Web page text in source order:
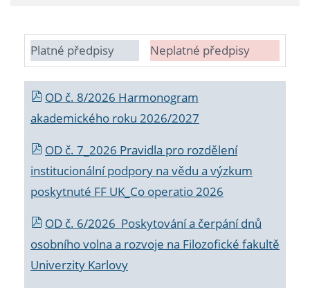
Platné předpisy Neplatné předpisy
OD č. 8/2026 Harmonogram
akademického roku 2026/2027
OD č. 7_2026 Pravidla pro rozdělení
institucionální podpory na vědu a výzkum
poskytnuté FF UK_Co operatio 2026
OD č. 6/2026 Poskytování a čerpání dnů
osobního volna a rozvoje na Filozofické fakultě
Univerzity Karlovy